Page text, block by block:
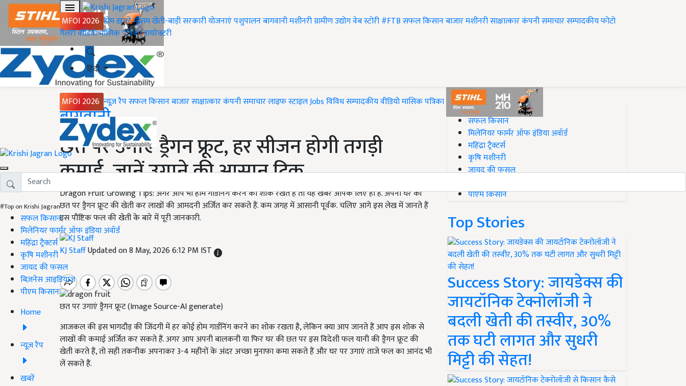
MFOI 2026 होमख़बरेंमौसमखेती-बाड़ीसरकारी योजनाएंपशुपालनबागवानीमशीनरीग्रामीण उद्योगवेब स्टोरी#FTBसफल किसानबाजारमशीनरीसाक्षात्कारकंपनी समाचारसम्पादकीयफोटो
गैलरीवीडियोमासिक पत्रिकाडायरेक्टरी
हिंदी
MFOI 2026 न्यूज़ रैपसफल किसानबाजारसाक्षात्कारकंपनी समाचारलाइफ स्टाइलJobsविविधसम्पादकीयवीडियोमासिक पत्रिका
#Top on Krishi Jagran
सफल किसान
मिलेनियर फार्मर ऑफ इंडिया अवॉर्ड
महिंद्रा ट्रैक्टर्स
कृषि मशीनरी
जायद की फसल
बिज़नेस आइडियाज
पीएम किसान
Home
न्यूज़ रैप
खबरें
Home
बागवानी
छत पर उगाएं ड्रैगन फ्रूट, हर सीजन होगी तगड़ी
कमाई, जानें उगाने की आसान ट्रिक
Dragon Fruit Growing Tips: अगर आप भी होम गार्डनिंग करने का शोक रखते हैं तो यह खबर आपके लिए ही है. अपनी घर की
छत पर ड्रैगन फ्रूट की खेती कर लाखों की आमदनी अर्जित कर सकते हैं. कम जगह में आसानी पूर्वक. चलिए आगे इस लेख में जानते हैं
इस पौष्टिक फल की खेती के बारे में पूरी जानकारी.
KJ StaffUpdated on 8 May, 2026 6:12 PM IST
छत पर उगाएं ड्रैगन फ्रूट (Image Source-AI generate)
आजकल की इस भागदौड़ की जिंदगी में हर कोई होम गार्डनिंग करने का शोक रखता है, लेकिन क्या आप जानते हैं आप इस शोक से
लाखों की कमाई अर्जित कर सकते हैं. अगर आप अपनी बालकनी या फिर घर की छत पर इस विदेशी फल यानी की ड्रैगन फ्रूट की
खेती करते हैं, तो सही तकनीक अपनाकर 3-4 महीनों के अंदर अच्छा मुनाफा कमा सकते हैं और घर पर उगाएं ताजे फल का आनंद भी
लें सकते हैं.
#Top on Krishi Jagran
सफल किसान
मिलेनियर फार्मर ऑफ इंडिया अवॉर्ड
महिंद्रा ट्रैक्टर्स
कृषि मशीनरी
जायद की फसल
पीएम किसान
Top Stories
Success Story: जायडेक्स की
जायटॉनिक टेक्नोलॉजी ने
बदली खेती की तस्वीर, 30%
तक घटी लागत और सुधरी
मिट्टी की सेहत!